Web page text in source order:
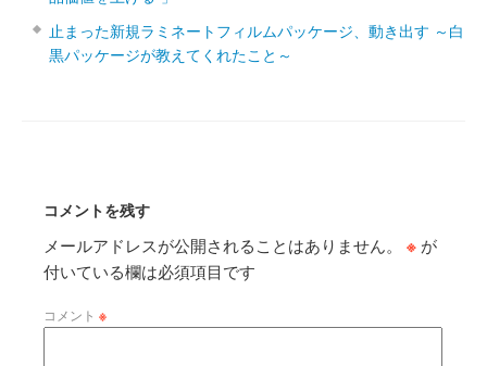
止まった新規ラミネートフィルムパッケージ、動き出す ～白
黒パッケージが教えてくれたこと～
コメントを残す
メールアドレスが公開されることはありません。 ※ が
付いている欄は必須項目です
コメント ※